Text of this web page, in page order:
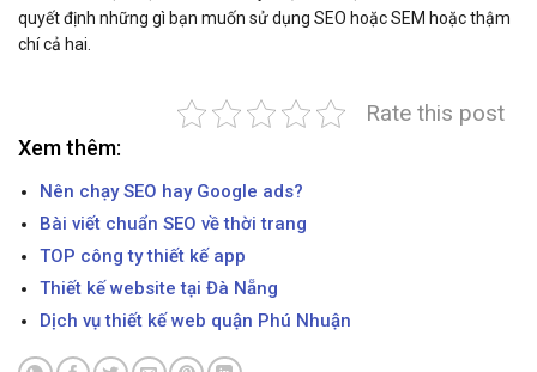
quyết định những gì bạn muốn sử dụng SEO hoặc SEM hoặc thậm
chí cả hai.
Rate this post
Xem thêm:
Nên chạy SEO hay Google ads?
Bài viết chuẩn SEO về thời trang
TOP công ty thiết kế app
Thiết kế website tại Đà Nẵng
Dịch vụ thiết kế web quận Phú Nhuận